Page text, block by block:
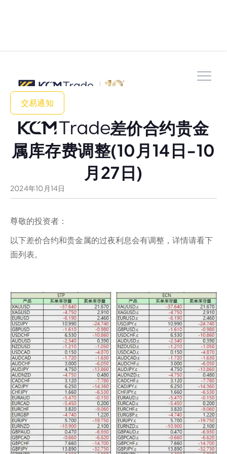
交易通知
差价合约贵金
属库存费调整(10月14日-10
月27日)
2024年10 月14日
尊敬的投资者：
以下差价合约和贵金属的过夜利息会有调整，详情请看下
面列表。